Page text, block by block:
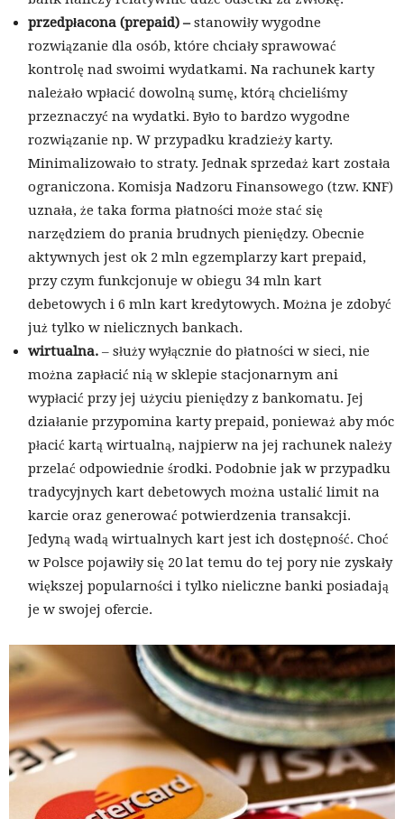
przedpłacona (prepaid) –stanowiły wygodne
rozwiązanie dla osób, które chciały sprawować
kontrolę nad swoimi wydatkami. Na rachunek karty
należało wpłacić dowolną sumę, którą chcieliśmy
przeznaczyć na wydatki. Było to bardzo wygodne
rozwiązanie np. W przypadku kradzieży karty.
Minimalizowało to straty. Jednak sprzedaż kart została
ograniczona. Komisja Nadzoru Finansowego (tzw. KNF)
uznała, że taka forma płatności może stać się
narzędziem do prania brudnych pieniędzy. Obecnie
aktywnych jest ok 2 mln egzemplarzy kart prepaid,
przy czym funkcjonuje w obiegu 34 mln kart
debetowych i 6 mln kart kredytowych. Można je zdobyć
już tylko w nielicznych bankach.
wirtualna. – służy wyłącznie do płatności w sieci, nie
można zapłacić nią w sklepie stacjonarnym ani
wypłacić przy jej użyciu pieniędzy z bankomatu. Jej
działanie przypomina karty prepaid, ponieważ aby móc
płacić kartą wirtualną, najpierw na jej rachunek należy
przelać odpowiednie środki. Podobnie jak w przypadku
tradycyjnych kart debetowych można ustalić limit na
karcie oraz generować potwierdzenia transakcji.
Jedyną wadą wirtualnych kart jest ich dostępność. Choć
w Polsce pojawiły się 20 lat temu do tej pory nie zyskały
większej popularności i tylko nieliczne banki posiadają
je w swojej ofercie.